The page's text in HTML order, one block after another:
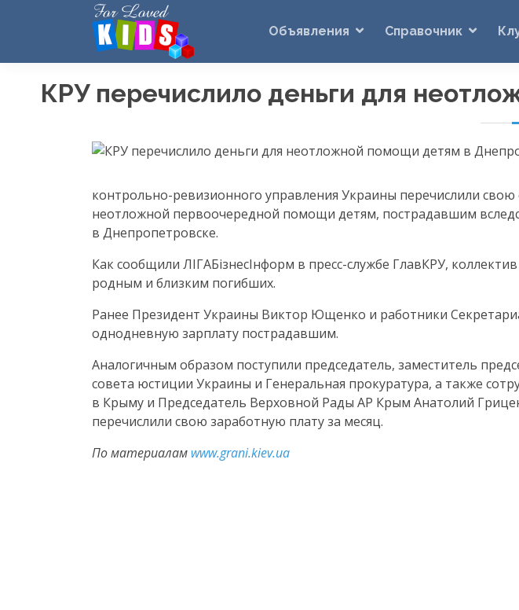
Объявления Справочник
КРУ перечислило деньги для
контрольно-ревизионного управления Украины перечислили
неотложной первоочередной помощи детям, пострадавшим
в Днепропетровске.
Как сообщили ЛІГАБізнесІнформ в пресс-службе ГлавКРУ,
родным и близким погибших.
Ранее Президент Украины Виктор Ющенко и работники
однодневную зарплату пострадавшим.
Аналогичным образом поступили председатель, заместитель
совета юстиции Украины и Генеральная прокуратура, а также
в Крыму и Председатель Верховной Рады АР Крым Анатолий
перечислили свою заработную плату за месяц.
По материалам www.grani.kiev.ua